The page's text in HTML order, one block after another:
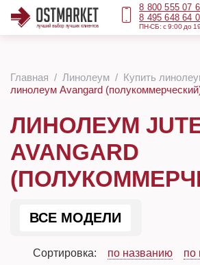
8 800 555 07
8 495 648 64
ПН-СБ: с 9:00 до
Главная Линолеум Купить
линолеум Avangard
ЛИНОЛЕУМ
AVANGARD
ВСЕ МОДЕЛИ
Сортировка: по названию по